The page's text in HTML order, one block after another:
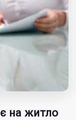
на житло